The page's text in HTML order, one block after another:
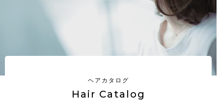
ヘアカタログ
Hair Catalog